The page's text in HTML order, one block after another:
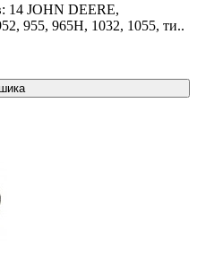
14 JOHN DEERE,
955, 965H, 1032, 1055, ти..